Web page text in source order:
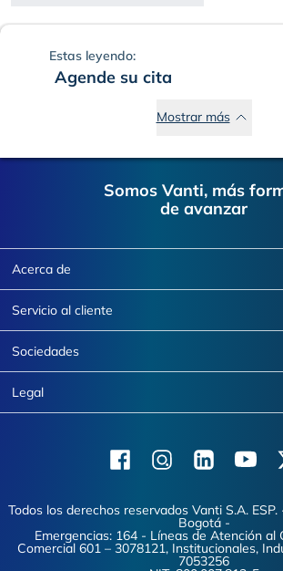
Estas leyendo:
Agende su cita
Mostrar más
Somos Vanti, más
de avanzar
Acerca de
Servicio al cliente
Sociedades
Legal
FacebookInstagramLinkedinYoutube
Todos los derechos reservados Vanti S.A.
Bogotá -
Emergencias: 164 - Líneas de Atención al
Comercial 601 – 3078121, Institucionales,
7053256